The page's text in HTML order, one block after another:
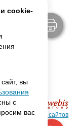
Создание сайтов
cookie-
вы
с
вас